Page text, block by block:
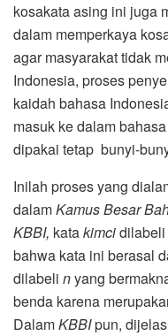
kosakata asing ini juga
dalam memperkaya
agar masyarakat tidak
Indonesia, proses
kaidah bahasa
masuk ke dalam
dipakai tetap bunyi-
Inilah proses yang
dalamKamus Besar
KBBI, katakimci
bahwa kata ini berasal
dilabeli nyang
benda karena
DalamKBBIpun,